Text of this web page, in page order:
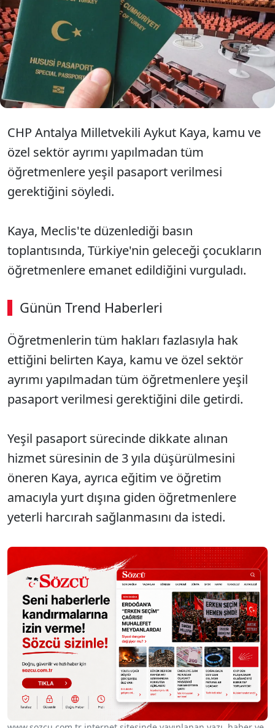
TBMM’ye sunulan yeni kanun
teklifiyle, tüm öğretmenlere yeşil
pasaport verilmesi yeniden gündeme
geldi.
CHP Antalya Milletvekili Aykut Kaya, kamu ve
özel sektör ayrımı yapılmadan tüm
öğretmenlere yeşil pasaport verilmesi
gerektiğini söyledi.
Kaya, Meclis'te düzenlediği basın
toplantısında, Türkiye'nin geleceği çocukların
öğretmenlere emanet edildiğini vurguladı.
Günün Trend Haberleri
Öğretmenlerin tüm hakları fazlasıyla hak
ettiğini belirten Kaya, kamu ve özel sektör
ayrımı yapılmadan tüm öğretmenlere yeşil
pasaport verilmesi gerektiğini dile getirdi.
Yeşil pasaport sürecinde dikkate alınan
hizmet süresinin de 3 yıla düşürülmesini
öneren Kaya, ayrıca eğitim ve öğretim
amacıyla yurt dışına giden öğretmenlere
yeterli harcırah sağlanmasını da istedi.